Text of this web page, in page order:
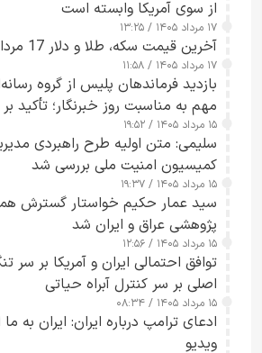
از سوی آمریکا وابسته است
۱۷ مرداد ۱۴۰۵ / ۱۳:۲۵
آخرین قیمت سکه، طلا و دلار 17 مرداد1405
۱۷ مرداد ۱۴۰۵ / ۱۱:۵۸
بازدید فرماندهان پلیس از گروه
مهم به مناسبت روز خبرنگار؛ تأکید
تقویت امنیت و اعتماد عمومی
۱۵ مرداد ۱۴۰۵ / ۱۹:۵۲
سلیمی: متن اولیه طرح راهبردی
کمیسیون امنیت ملی بررسی شد
۱۵ مرداد ۱۴۰۵ / ۱۹:۳۷
سید عمار حکیم خواستار گسترش
پژوهشی عراق و ایران شد
۱۵ مرداد ۱۴۰۵ / ۱۲:۵۶
توافق احتمالی ایران و آمریکا بر سر
اصلی بر سر کنترل آبراه حیاتی
۱۵ مرداد ۱۴۰۵ / ۰۸:۳۴
ادعای ترامپ درباره ایران: ایران به
ویدیو